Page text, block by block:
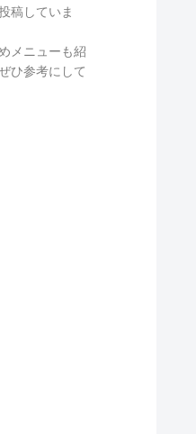
稿していま
メニューも紹
ひ参考にして